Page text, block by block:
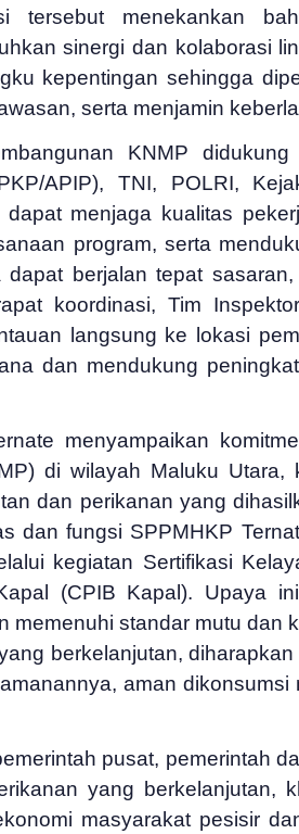
tersebut menekankan
sinergi dan kolaborasi
kepentingan sehingga
serta menjamin
KNMP
APIP), TNI, POLRI,
menjaga kualitas
program, serta
berjalan tepat
koordinasi, Tim
langsung ke lokasi
dan mendukung
menyampaikan
di wilayah Maluku Utara,
dan perikanan yang
dan fungsi SPPMHKP
kegiatan Sertifikasi
(CPIB Kapal). Upaya
standar mutu dan
berkelanjutan,
aman dikonsumsi
pusat, pemerintah
yang berkelanjutan,
masyarakat pesisir